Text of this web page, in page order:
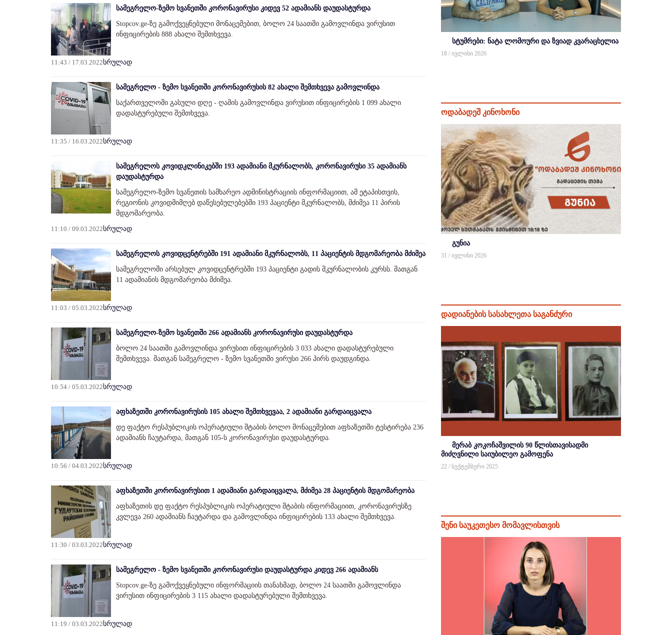
სამეგრელო-ზემო სვანეთში კორონავირუსი კიდევ 52 ადამიანს დაუდასტურდა
Stopcov.ge-ზე გამოქვეყნებული მონაცემებით, ბოლო 24 საათში გამოვლინდა ვირუსით
ინფიცირების 888 ახალი შემთხვევა.
11:43 / 17.03.2022სრულად
სამეგრელო - ზემო სვანეთში კორონავირუსის 82 ახალი შემთხვევა გამოვლინდა
საქართველოში გასული დღე - ღამის გამოვლინდა ვირუსით ინფიცირების 1 099 ახალი
დადასტურებული შემთხვევა.
11:35 / 16.03.2022სრულად
სამეგრელოს კოვიდკლინიკებში 193 ადამიანი მკურნალობს, კორონავირუსი 35 ადამიანს
დაუდასტურდა
სამეგრელო-ზემო სვანეთის სამხარეო ადმინისტრაციის ინფორმაციით, ამ ეტაპისთვის,
რეგიონის კოვიდმიმღებ დაწესებულებებში 193 პაციენტი მკურნალობს, მძიმეა 11 პირის
მდგომარეობა.
11:10 / 09.03.2022სრულად
სამეგრელოს კოვიდცენტრებში 191 ადამიანი მკურნალობს, 11 პაციენტის მდგომარეობა მძიმეა
სამეგრელოში არსებულ კოვიდცენტრებში 193 პაციენტი გადის მკურნალობის კურსს. მათგან
11 ადამიანის მდგომარეობა მძიმეა.
11:03 / 05.03.2022სრულად
სამეგრელო-ზემო სვანეთში 266 ადამიანს კორონავირუსი დაუდასტურდა
ბოლო 24 საათში გამოვლინდა ვირუსით ინფიცირების 3 033 ახალი დადასტურებული
შემთხვევა. მათგან სამეგრელო - ზემო სვანეთში ვირუსი 266 პირს დაუდგინდა.
10:54 / 05.03.2022სრულად
აფხაზეთში კორონავირუსის 105 ახალი შემთხვევაა, 2 ადამიანი გარდაიცვალა
დე ფაქტო რესპუბლიკის ოპერატიული შტაბის ბოლო მონაცემებით აფხაზეთში ტესტირება 236
ადამიანს ჩაუტარდა, მათგან 105-ს კორონავირუსი დაუდასტურდა.
10:56 / 04.03.2022სრულად
აფხაზეთში კორონავირუსით 1 ადამიანი გარდაიცვალა, მძიმეა 28 პაციენტის მდგომარეობა
აფხაზეთის დე ფაქტო რესპუბლიკის ოპერატიული შტაბის ინფორმაციით, კორონავირუსზე
კვლევა 260 ადამიანს ჩაუტარდა და გამოვლინდა ინფიცირების 133 ახალი შემთხვევა.
11:30 / 03.03.2022სრულად
სამეგრელო - ზემო სვანეთში კორონავირუსი დაუდასტურდა კიდევ 266 ადამიანს
Stopcov.ge-ზე გამოქვეყნებული ინფორმაციის თანახმად, ბოლო 24 საათში გამოვლინდა
ვირუსით ინფიცირების 3 115 ახალი დადასტურებული შემთხვევა.
11:19 / 03.03.2022სრულად
სტუმრები: ნატა ლომოური და ზვიად კვარაცხელია
18 / ივლისი 2026
ოდაბადეშ კინოხონი
გუნია
31 / ივლისი 2026
დადიანების სასახლეთა საგანძური
მერაბ კოკოჩაშვილის 90 წლისთავისადმი
მიძღვნილი საიუბილეო გამოფენა
22 / სექტემბერი 2025
შენი საუკეთესო მომავლისთვის